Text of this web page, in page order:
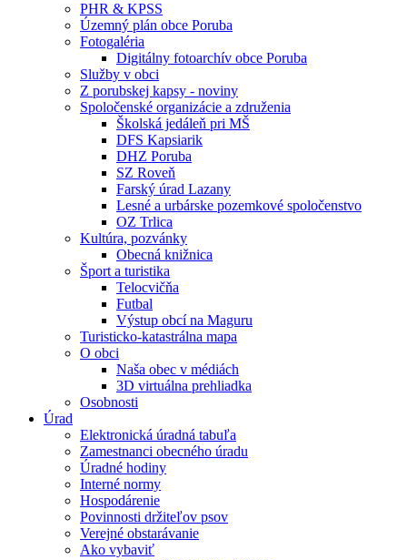
PHR & KPSS
Územný plán obce Poruba
Fotogaléria
Digitálny fotoarchív obce Poruba
Služby v obci
Z porubskej kapsy - noviny
Spoločenské organizácie a združenia
Školská jedáleň pri MŠ
DFS Kapsiarik
DHZ Poruba
SZ Roveň
Farský úrad Lazany
Lesné a urbárske pozemkové spoločenstvo
OZ Trlica
Kultúra, pozvánky
Obecná knižnica
Šport a turistika
Telocvičňa
Futbal
Výstup obcí na Maguru
Turisticko-katastrálna mapa
O obci
Naša obec v médiách
3D virtuálna prehliadka
Osobnosti
Úrad
Elektronická úradná tabuľa
Zamestnanci obecného úradu
Úradné hodiny
Interné normy
Hospodárenie
Povinnosti držiteľov psov
Verejné obstarávanie
Ako vybaviť